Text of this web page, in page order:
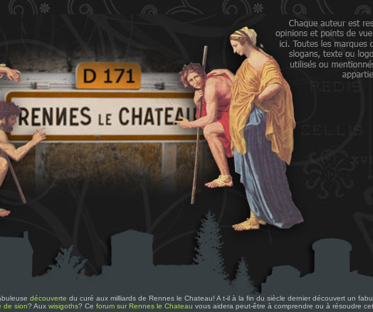
découverte du curé aux milliards de Rennes le Chateau! A t-il à la fin du siècle dernier découvert un
de sion? Aux wisigoths? Ce forum sur Rennes le Chateau vous aidera peut-être à comprendre ou à résoudre